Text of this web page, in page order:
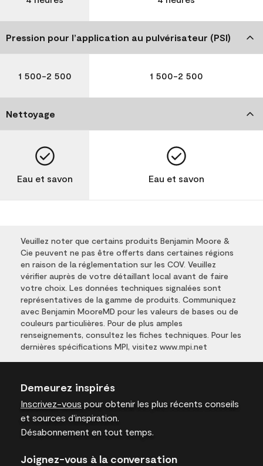
Pression pour l’application au pulvérisateur (PSI)
1 500-2 500 1 500-2 500
Nettoyage
Eau et savon Eau et savon
Veuillez noter que certains produits Benjamin Moore &
Cie peuvent ne pas être offerts dans certaines régions
en raison de la réglementation sur les COV. Veuillez
vérifier auprès de votre détaillant local avant de faire
votre choix. Les données techniques signalées sont
représentatives de la gamme de produits. Communiquez
avec Benjamin MooreMD pour les valeurs de bases ou de
couleurs particulières. Pour de plus amples
renseignements, consultez les fiches techniques. Pour les
dernières spécifications MPI, visitez www.mpi.net
Demeurez inspirés
Inscrivez-vous pour obtenir les plus récents conseils
et sources d’inspiration.
Désabonnement en tout temps.
Joignez-vous à la conversation